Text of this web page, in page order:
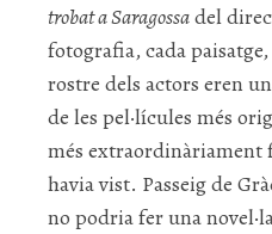
trobat a Saragossadel
fotografia, cada
rostre dels actors eren
de les pel·lícules més
més extraordinàriament
havia vist. Passeig de
no podria fer una